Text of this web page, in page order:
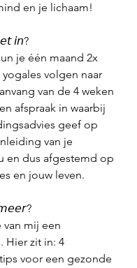
en je lichaam!
𝘪𝘯?
je één maand 2x
volgen naar
van de 4 weken
afspraak in waarbij
geef op
van je
en dus afgestemd op
en jouw leven.
van mij een
Hier zit in: 4
voor een gezonde